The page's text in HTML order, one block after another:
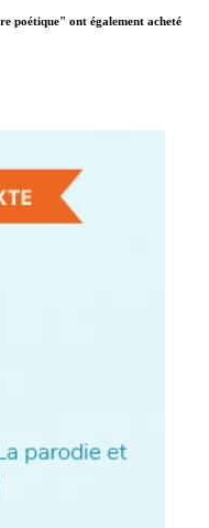
poétique" ont également acheté